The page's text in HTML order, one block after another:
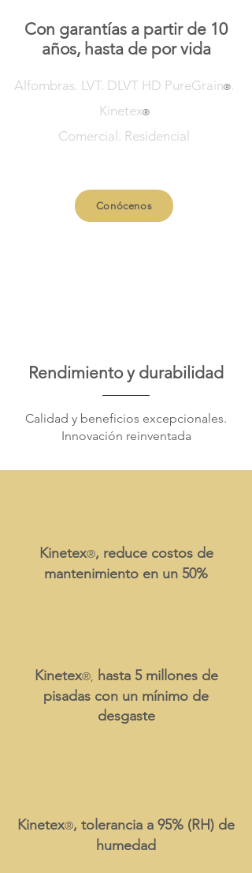
Con garantías a partir de 10
años, hasta de porvida
Alfombras. LVT. DLVT HD PureGrain®.
Kinetex®
Comercial. Residencial
Conócenos
Rendimiento y durabilidad
Calidad y beneficios excepcionales.
Innovación reinventada
Kinetex®, reduce costos de
mantenimiento en un 50%
Kinetex®, hasta 5 millones de
pisadas con un mínimo de
desgaste
Kinetex®, tolerancia a 95% (RH) de
humedad